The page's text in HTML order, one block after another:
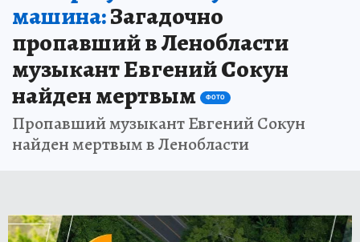
машина:Загадочно
пропавший в Ленобласти
музыкант Евгений Сокун
найден мертвым
ФОТО
Пропавший музыкант Евгений Сокун
найден мертвым в Ленобласти